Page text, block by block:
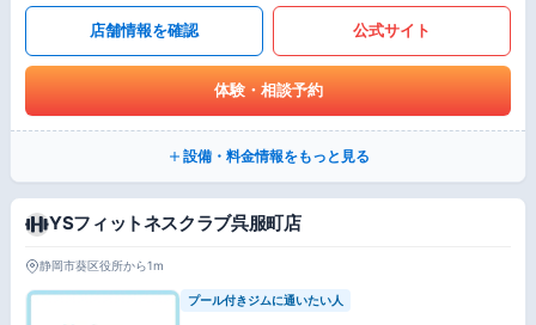
店舗情報を確認 公式サイト
体験・相談予約
設備・料金情報をもっと見る
YSフィットネスクラブ呉服町店
静岡市葵区役所から1m
プール付きジムに通いたい人